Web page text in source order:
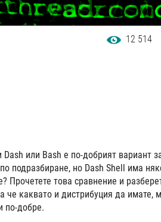
12 514
или Bash е по-добрият вариант
подразбиране, но Dash Shell има
Прочетете това сравнение и
че каквато и дистрибуция да
по-добре.